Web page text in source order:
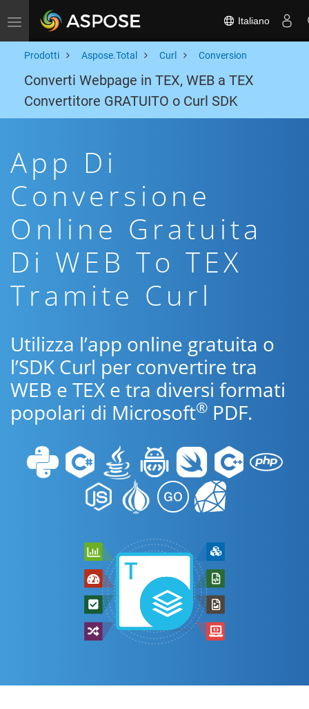
Toggle navigation Italiano
Prodotti Aspose.Total Curl Conversion
Converti Webpage in TEX, WEB a TEX
Convertitore GRATUITO o Curl SDK
App Di
Conversione
Online Gratuita
Di WEB To TEX
Tramite Curl
Utilizza l’app online gratuita o
l’SDK Curl per convertire tra
WEB e TEX e tra diversi formati
popolari di Microsoft® PDF.